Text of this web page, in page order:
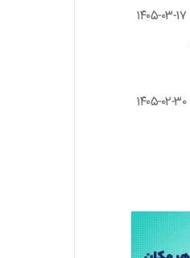
۱۴۰۵-۰۳-۱۷
۱۴۰۵-۰۲-۳۰